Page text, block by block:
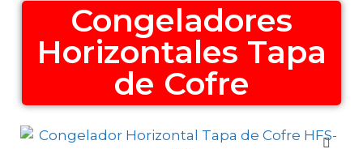
Congeladores
Horizontales Tapa
de Cofre